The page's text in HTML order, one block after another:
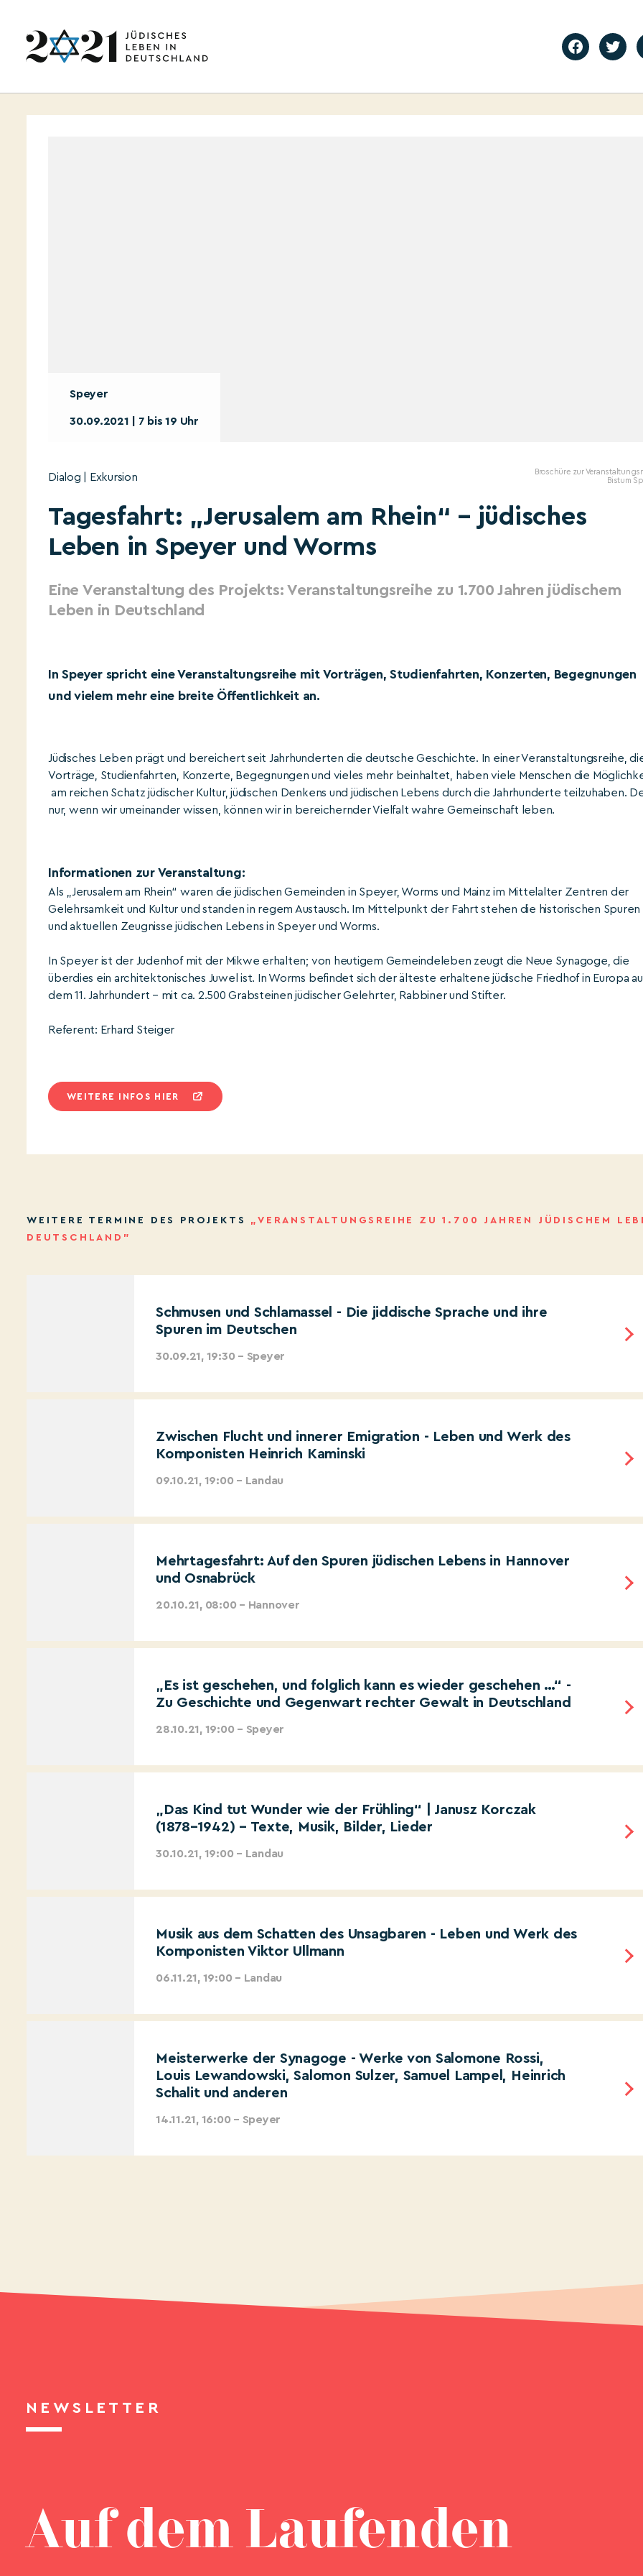
Speyer
30.09.2021 | 7 bis 19 Uhr
Broschüre zur
Bistum
Dialog | Exkursion
Tagesfahrt: „Jerusalem am Rhein“ – jüdisches
Leben in Speyer und Worms
Eine Veranstaltung des Projekts: Veranstaltungsreihe zu 1.700 Jahren jüdischem
Leben in Deutschland
In Speyer spricht eine Veranstaltungsreihe mit Vorträgen, Studienfahrten, Konzerten, Begegnungen
und vielem mehr eine breite Öffentlichkeit an.
Jüdisches Leben prägt und bereichert seit Jahrhunderten die deutsche Geschichte. In einer Veranstaltungsreihe,
Vorträge, Studienfahrten, Konzerte, Begegnungen und vieles mehr beinhaltet, haben viele Menschen die
am reichen Schatz jüdischer Kultur, jüdischen Denkens und jüdischen Lebens durch die Jahrhunderte teilzuhaben.
nur, wenn wir umeinander wissen, können wir in bereichernder Vielfalt wahre Gemeinschaft leben.
Informationen zur Veranstaltung:
Als „Jerusalem am Rhein“ waren die jüdischen Gemeinden in Speyer, Worms und Mainz im Mittelalter Zentren der
Gelehrsamkeit und Kultur und standen in regem Austausch. Im Mittelpunkt der Fahrt stehen die historischen Spuren
und aktuellen Zeugnisse jüdischen Lebens in Speyer und Worms.
In Speyer ist der Judenhof mit der Mikwe erhalten; von heutigem Gemeindeleben zeugt die Neue Synagoge, die
überdies ein architektonisches Juwel ist. In Worms befindet sich der älteste erhaltene jüdische Friedhof in Europa
dem 11. Jahrhundert – mit ca. 2.500 Grabsteinen jüdischer Gelehrter, Rabbiner und Stifter.
Referent: Erhard Steiger
WEITERE INFOS HIER
WEITERE TERMINE DES PROJEKTS „VERANSTALTUNGSREIHE ZU 1.700 JAHREN JÜDISCHEM
DEUTSCHLAND”
Schmusen und Schlamassel - Die jiddische Sprache und ihre
Spuren im Deutschen
30.09.21, 19:30 – Speyer
Zwischen Flucht und innerer Emigration - Leben und Werk des
Komponisten Heinrich Kaminski
09.10.21, 19:00 – Landau
Mehrtagesfahrt: Auf den Spuren jüdischen Lebens in Hannover
und Osnabrück
20.10.21, 08:00 – Hannover
„Es ist geschehen, und folglich kann es wieder geschehen …“ -
Zu Geschichte und Gegenwart rechter Gewalt in Deutschland
28.10.21, 19:00 – Speyer
„Das Kind tut Wunder wie der Frühling“ | Janusz Korczak
(1878–1942) – Texte, Musik, Bilder, Lieder
30.10.21, 19:00 – Landau
Musik aus dem Schatten des Unsagbaren - Leben und Werk des
Komponisten Viktor Ullmann
06.11.21, 19:00 – Landau
Meisterwerke der Synagoge - Werke von Salomone Rossi,
Louis Lewandowski, Salomon Sulzer, Samuel Lampel, Heinrich
Schalit und anderen
14.11.21, 16:00 – Speyer
NEWSLETTER
Auf dem Laufenden